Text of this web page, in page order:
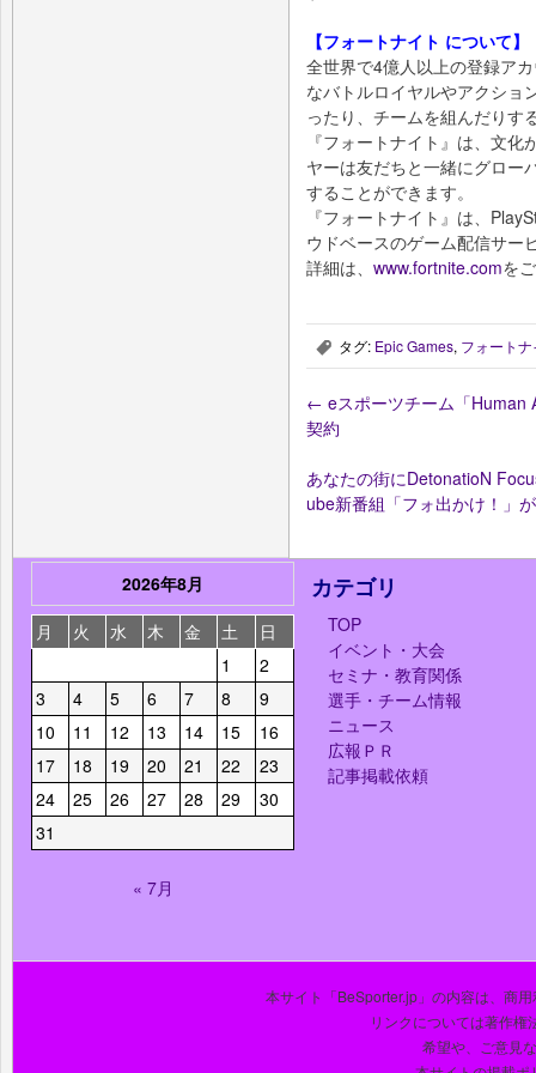
【フォートナイト について】
全世界で4億人以上の登録ア
なバトルロイヤルやアクショ
ったり、チームを組んだりす
『フォートナイト』は、文
ヤーは友だちと一緒にグロー
することができます。
『フォートナイト』は、
ウドベースのゲーム配信サー
詳細は、 www.fortnite.comを
, タグ: Epic Games, フォート
← eスポーツチーム「Human
契約
あなたの街にDetonatioN
ube新番組「フォ出かけ！」
2026年8月
月
火 水 木 金 土
日
1
2
3
4 5 6 7 8
9
10
11 12 13 14 15
16
17
18 19 20 21 22
23
24
25 26 27 28 29
30
31
« 7月
カテゴリ
TOP
イベント・大会
セミナ・教育関係
選手・チーム情報
ニュース
広報ＰＲ
記事掲載依頼
本サイト「BeSporter.jp」の内容は、商
リンクについては著作権
希望や、ご意見